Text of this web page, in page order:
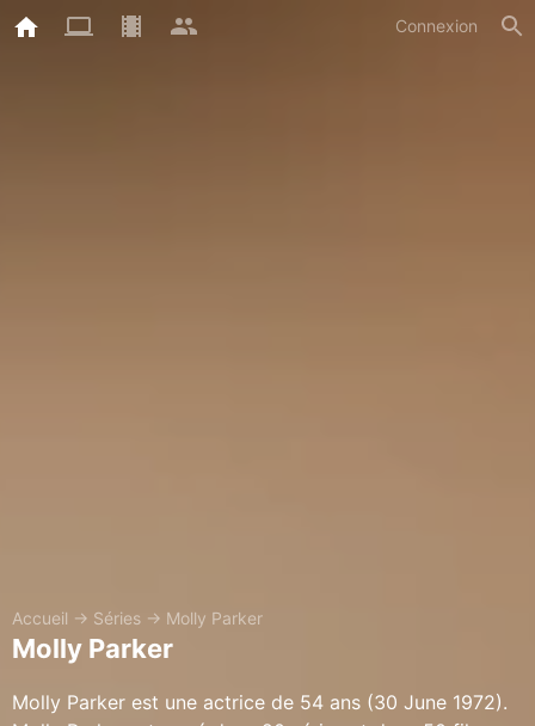
Connexion
Accueil → Séries → Molly Parker
Molly Parker
Molly Parker est une actrice de 54 ans (30 June 1972).